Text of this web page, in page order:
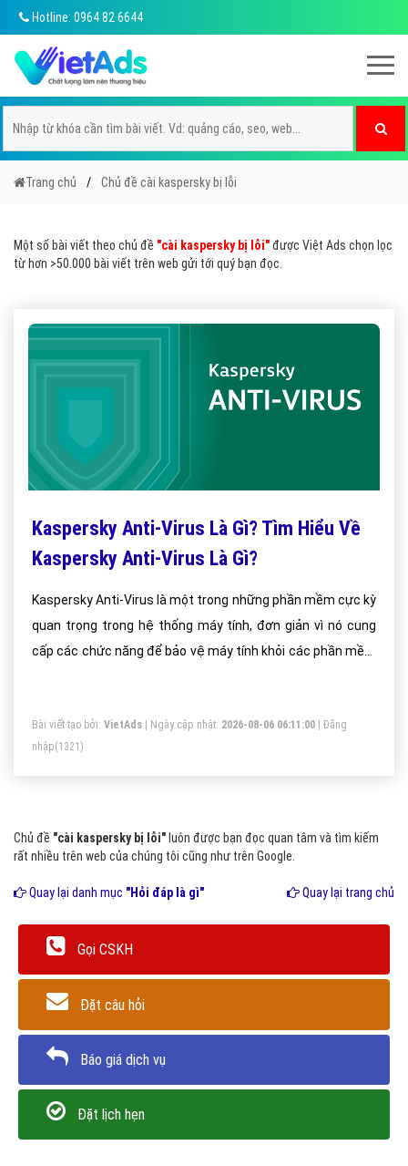
Hotline: 0964 82 6644
Trang chủ Chủ đề cài kaspersky bị lỗi
Một số bài viết theo chủ đề "cài kaspersky bị lỗi"được Việt Ads chọn lọc
từ hơn >50.000 bài viết trên web gửi tới quý bạn đọc.
Kaspersky Anti-Virus Là Gì? Tìm Hiểu Về
Kaspersky Anti-Virus Là Gì?
Kaspersky Anti-Virus là một trong những phần mềm cực kỳ
quan trọng trong hệ thống máy tính, đơn giản vì nó cung
cấp các chức năng để bảo vệ máy tính khỏi các phần mềm
Bài viết tạo bởi: VietAds | Ngày cập nhật: 2026-08-06 06:11:00
Đăng
nhập(1321)
Chủ đề "cài kaspersky bị lỗi" luôn được bạn đọc quan tâm và tìm kiếm
rất nhiều trên web của chúng tôi cũng như trên Google.
Quay lại danh mục "Hỏi đáp là gì" Quay lại trang chủ
Gọi CSKH
Đặt câu hỏi
Báo giá dịch vụ
Đặt lịch hẹn